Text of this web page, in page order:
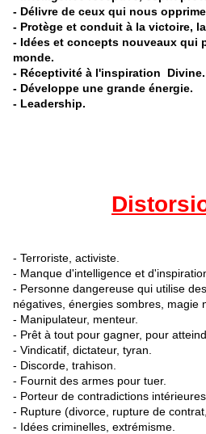
- Délivre de ceux qui nous
- Protège et conduit à la victoire,
- Idées et concepts nouveaux qui
monde.
- Réceptivité à l'inspiration Divine.
- Développe une grande énergie.
- Leadership.
- Terroriste, activiste.
- Manque d'intelligence et
- Personne dangereuse qui utilise
négatives, énergies sombres, magie
- Manipulateur, menteur.
- Prêt à tout pour gagner, pour
- Vindicatif, dictateur, tyran.
- Discorde, trahison.
- Fournit des armes pour tuer.
- Porteur de contradictions intérieures.
- Rupture (divorce, rupture de
- Idées criminelles, extrémisme.